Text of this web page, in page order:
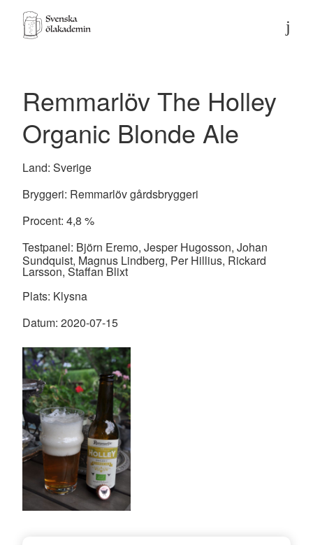
Remmarlöv The Holley
Organic Blonde Ale
Land: Sverige
Bryggeri: Remmarlöv gårdsbryggeri
Procent: 4,8 %
Testpanel: Björn Eremo, Jesper Hugosson, Johan
Sundquist, Magnus Lindberg, Per Hillius, Rickard
Larsson, Staffan Blixt
Plats: Klysna
Datum: 2020-07-15